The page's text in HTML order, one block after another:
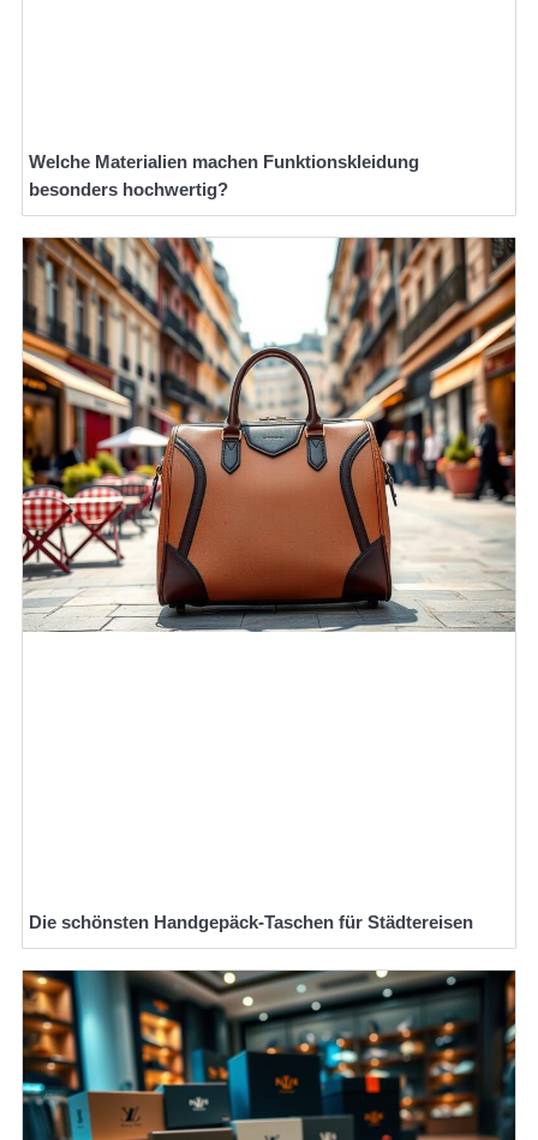
Welche Materialien machen Funktionskleidung
besonders hochwertig?
Die schönsten Handgepäck-Taschen für Städtereisen